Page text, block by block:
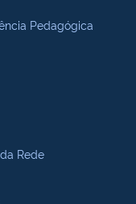
Pedagógica
Rede